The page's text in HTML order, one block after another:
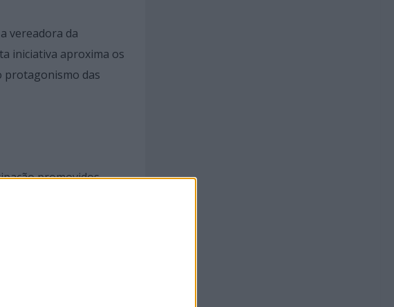
vereadora da
iniciativa aproxima os
protagonismo das
promovidos
criando espaços
e jovens, oferecendo-
cidade.